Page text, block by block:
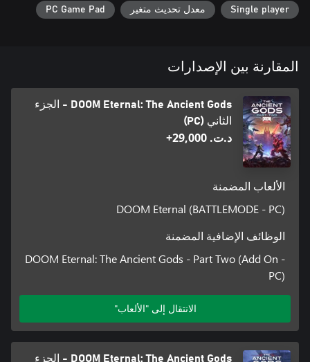
Single player معدل تحديث متغير PC Game Pad
المقارنة بين الإصدارات
DOOM Eternal: The Ancient Gods - الجزء
الثاني (PC)
د.ت.‏ 29,000+
الألعاب المضمنة
DOOM Eternal (BATTLEMODE - PC)
الوظائف الإضافية المضمنة
DOOM Eternal: The Ancient Gods - Part Two (Add On -
PC)
الانتقال إلى "الألعاب"
DOOM Eternal: The Ancient Gods - الجزء